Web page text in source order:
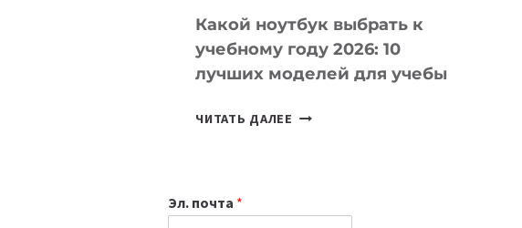
КОДА
Какой ноутбук выбрать к
учебному году 2026: 10
лучших моделей для учебы
ЧИТАТЬ ДАЛЕЕ КАКОЙ
Эл. почта *